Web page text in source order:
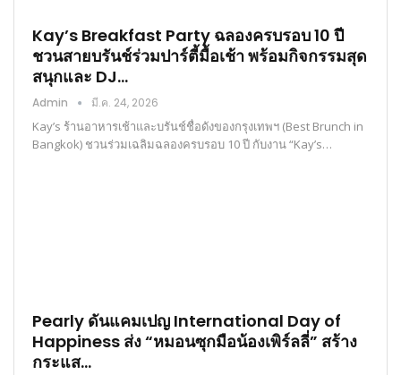
Kay’s Breakfast Party ฉลองครบรอบ 10 ปี
ชวนสายบรันช์ร่วมปาร์ตี้มื้อเช้า พร้อมกิจกรรมสุด
สนุกและ DJ…
Admin มี.ค. 24, 2026
Kay’s ร้านอาหารเช้าและบรันช์ชื่อดังของกรุงเทพฯ (Best Brunch in
Bangkok) ชวนร่วมเฉลิมฉลองครบรอบ 10 ปี กับงาน “Kay’s…
Pearly ดันแคมเปญ International Day of
Happiness ส่ง “หมอนซุกมือน้องเพิร์ลลี่” สร้าง
กระแส…